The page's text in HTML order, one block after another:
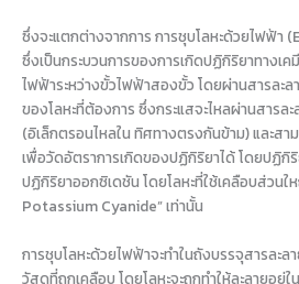
ซึ่งจะแตกต่างจากการ การชุบโลหะด้วยไฟฟ้า
ซึ่งเป็นกระบวนการของการเกิดปฏิกิริยาทางเค
ไฟฟ้าระหว่างขั้วไฟฟ้าสองขั้ว โดยผ่านสารละ
ของโลหะที่ต้องการ ซึ่งกระแสจะไหลผ่านสารล
(อิเล็กตรอนไหลใน ทิศทางตรงกันข้าม) และสา
เพื่อวัดอัตราการเกิดของปฏิกิริยาได้ โดยปฏิกิ
ปฏิกิริยาออกซิเดชัน โดยโลหะที่ใช้เคลือบส่วนใ
Potassium Cyanide” เท่านั้น
การชุบโลหะด้วยไฟฟ้าจะทำในถังบรรจุสารละล
วัสดุที่ถูกเคลือบ โดยโลหะจะถูกทำให้ละลายอยู่